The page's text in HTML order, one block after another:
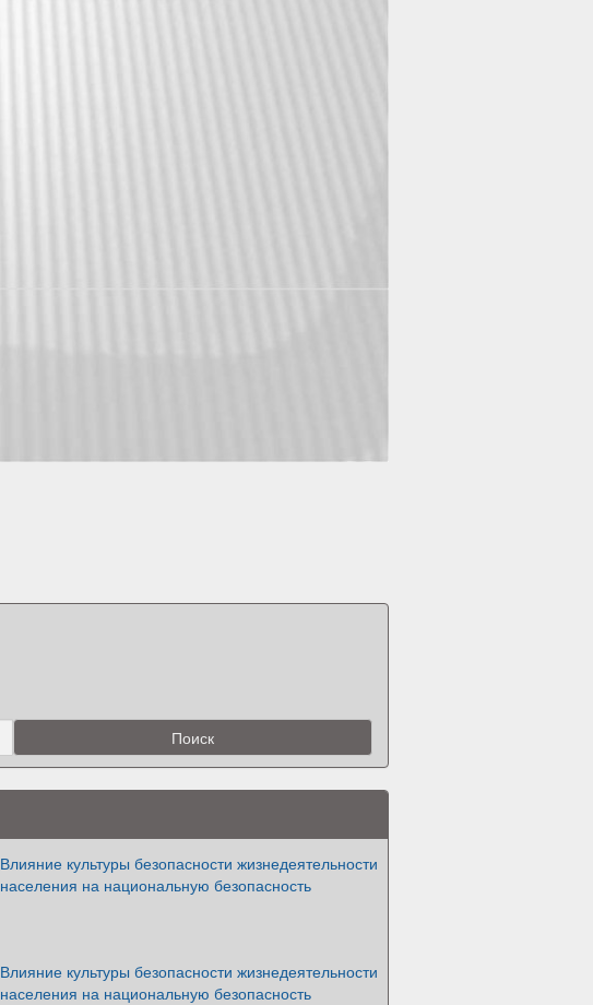
Влияние культуры безопасности жизнедеятельности
населения на национальную безопасность
Влияние культуры безопасности жизнедеятельности
населения на национальную безопасность